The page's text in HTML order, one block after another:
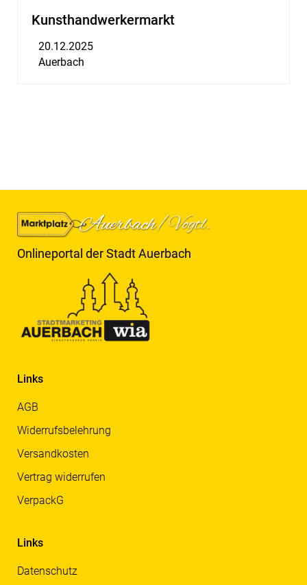
Kunsthandwerkermarkt
20.12.2025
Auerbach
Onlineportal der Stadt Auerbach
Links
AGB
Widerrufsbelehrung
Versandkosten
Vertrag widerrufen
VerpackG
Links
Datenschutz